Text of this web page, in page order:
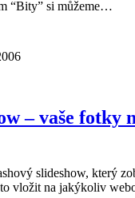
“Bity” si můžeme…
– vaše fotky
slideshow, který
to vložit na jakýkoliv